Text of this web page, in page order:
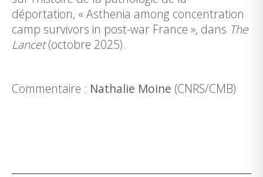
déportation, « Asthenia among concentration
camp survivors in post-war France », dans The
Lancet(octobre 2025).
Commentaire : Nathalie Moine (CNRS/CMB)